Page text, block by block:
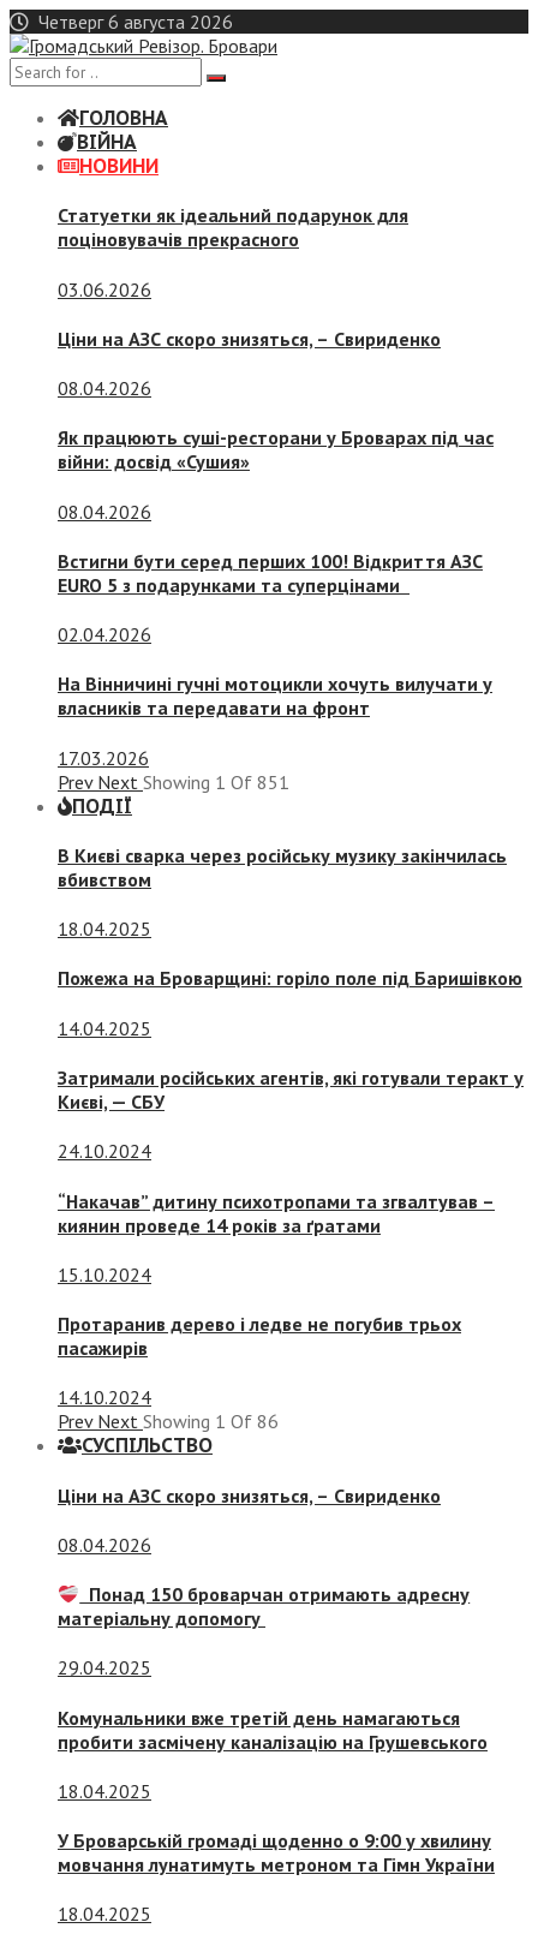
Skip
to
content
Четверг 6 августа 2026
ГОЛОВНА
ВІЙНА
НОВИНИ
Статуетки як ідеальний подарунок для
поціновувачів прекрасного
03.06.2026
Ціни на АЗС скоро знизяться, – Свириденко
08.04.2026
Як працюють суші-ресторани у Броварах під час
війни: досвід «Сушия»
08.04.2026
Встигни бути серед перших 100! Відкриття АЗС
EURO 5 з подарунками та суперцінами
02.04.2026
На Вінничині гучні мотоцикли хочуть вилучати у
власників та передавати на фронт
17.03.2026
Prev Next Showing 1 Of 851
ПОДІЇ
В Києві сварка через російську музику закінчилась
вбивством
18.04.2025
Пожежа на Броварщині: горіло поле під Баришівкою
14.04.2025
Затримали російських агентів, які готували теракт у
Києві, — СБУ
24.10.2024
“Накачав” дитину психотропами та згвалтував –
киянин проведе 14 років за ґратами
15.10.2024
Протаранив дерево і ледве не погубив трьох
пасажирів
14.10.2024
Prev Next Showing 1 Of 86
СУСПIЛЬСТВО
Ціни на АЗС скоро знизяться, – Свириденко
08.04.2026
Понад 150 броварчан отримають адресну
матеріальну допомогу
29.04.2025
Комунальники вже третій день намагаються
пробити засмічену каналізацію на Грушевського
18.04.2025
У Броварській громаді щоденно о 9:00 у хвилину
мовчання лунатимуть метроном та Гімн України
18.04.2025